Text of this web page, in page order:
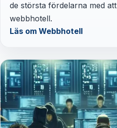
de största fördelarna med
webbhotell.
Läs om Webbhotell